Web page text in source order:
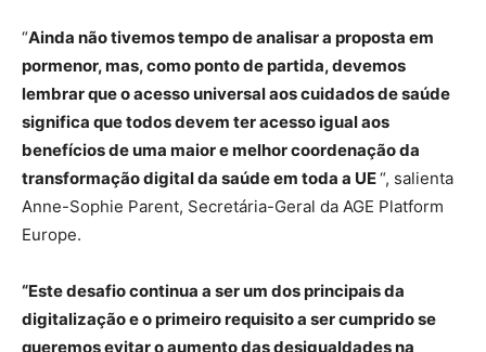
“Ainda não tivemos tempo de analisar a proposta em
pormenor, mas, como ponto de partida, devemos
lembrar que o acesso universal aos cuidados de saúde
significa que todos devem ter acesso igual aos
benefícios de uma maior e melhor coordenação da
transformação digital da saúde em toda a UE“, salienta
Anne-Sophie Parent, Secretária-Geral da AGE Platform
Europe.
“Este desafio continua a ser um dos principais da
digitalização e o primeiro requisito a ser cumprido se
queremos evitar o aumento das desigualdades na